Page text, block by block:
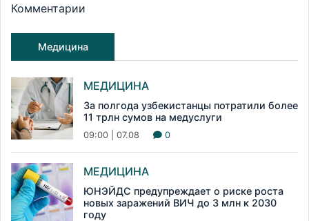
Комментарии
Медицина
МЕДИЦИНА
За полгода узбекистанцы потратили более
11 трлн сумов на медуслуги
09:00 | 07.08 0
МЕДИЦИНА
ЮНЭЙДС предупреждает о риске роста
новых заражений ВИЧ до 3 млн к 2030
году